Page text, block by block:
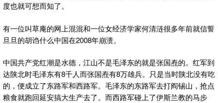
度也就可想而知了。
有一位叫草庵的网上混混和一位女经济学家何清涟很多年前就信誓
旦旦的胡诌什么中国在2008年崩溃。
中国共产党红潮是水德，江山不是毛泽东的就是张国焘的。红军到
达陕北时毛泽东有8千人而张国焘有8万雄兵。只是当时陕北没有吃
的，便成立了东路军和西路军。毛泽东的东路军去打阎锡山，抢点
粮食就跑回延安搞大生产去了。而西路军碰上了伊斯兰教的马步